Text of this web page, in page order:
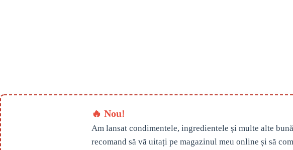
🔥 Nou!
Am lansat condimentele, ingredientele și multe alte
recomand să vă uitați pe magazinul meu online și să